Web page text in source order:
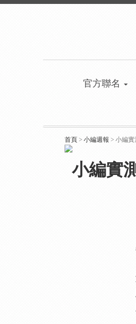
官方聯名
首頁 > 小編週報 > 小編
小編實